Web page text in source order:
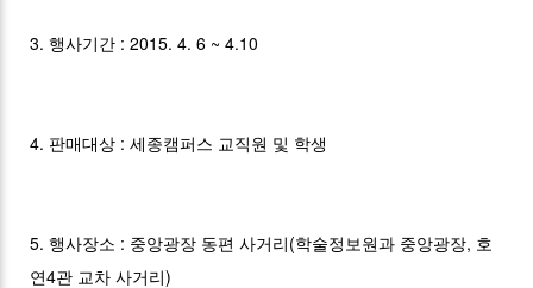
3. 행사기간 : 2015. 4. 6 ~ 4.10
4. 판매대상 : 세종캠퍼스 교직원 및 학생
5. 행사장소 : 중앙광장 동편 사거리(학술정보원과 중앙광장, 호
연4관 교차 사거리)